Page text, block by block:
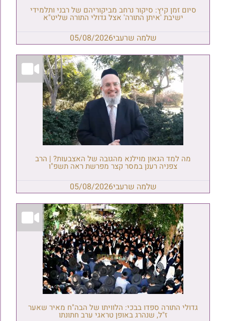
סיום זמן קיץ: סיקור נרחב מביקוריהם של רבני ותלמידי
ישיבת 'איתן התורה' אצל גדולי התורה שליט"א
שלמה שרעבי05/08/2026
מה למד הגאון מוילנא מהגובה של האצבעות? | הרב
צפניה רענן במסר קצר מפרשת ראה תשפ"ו
שלמה שרעבי05/08/2026
גדולי התורה ספדו בבכי: הלוויתו של הבה"ח מאיר שאער
ז"ל, שנהרג באופן טראגי ערב חתונתו